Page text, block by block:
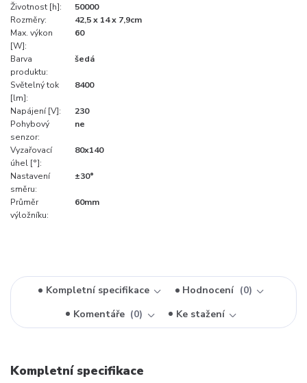
Životnost [h]:
50000
Rozměry:
42,5 x 14 x 7,9cm
Max. výkon
[W]:
60
Barva
produktu:
šedá
Světelný tok
[lm]:
8400
Napájení [V]:
230
Pohybový
senzor:
ne
Vyzařovací
úhel [°]:
80x140
Nastavení
směru:
±30°
Průměr
výložníku:
60mm
Kompletní specifikace Hodnocení
0
Komentáře
0 Ke stažení
Kompletní specifikace